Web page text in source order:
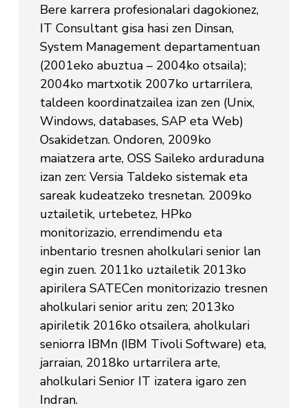
Bere karrera profesionalari dagokionez,
IT Consultant gisa hasi zen Dinsan,
System Management departamentuan
(2001eko abuztua – 2004ko otsaila);
2004ko martxotik 2007ko urtarrilera,
taldeen koordinatzailea izan zen (Unix,
Windows, databases, SAP eta Web)
Osakidetzan. Ondoren, 2009ko
maiatzera arte, OSS Saileko arduraduna
izan zen: Versia Taldeko sistemak eta
sareak kudeatzeko tresnetan. 2009ko
uztailetik, urtebetez, HPko
monitorizazio, errendimendu eta
inbentario tresnen aholkulari senior lan
egin zuen. 2011ko uztailetik 2013ko
apirilera SATECen monitorizazio tresnen
aholkulari senior aritu zen; 2013ko
apiriletik 2016ko otsailera, aholkulari
seniorra IBMn (IBM Tivoli Software) eta,
jarraian, 2018ko urtarrilera arte,
aholkulari Senior IT izatera igaro zen
Indran.